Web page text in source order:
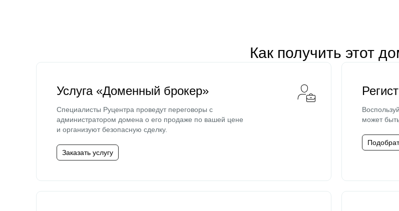
Как получить этот
Услуга «Доменный брокер»
Специалисты Руцентра проведут переговоры с
администратором домена о его продаже по вашей цене
и организуют безопасную сделку.
Заказать услугу
может